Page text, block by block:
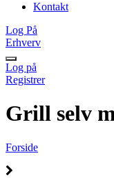
Kontakt
Log På
Erhverv
Log på
Registrer
Grill selv
Forside